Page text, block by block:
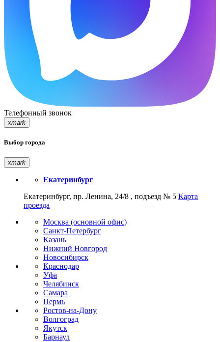
Телефонный звонок
xmark
Выбор города
xmark
Екатеринбург
Екатеринбург, пр. Ленина, 24/8 , подъезд № 5 Карта
проезда
Москва (основной офис)
Санкт-Петербург
Казань
Нижний Новгород
Новосибирск
Краснодар
Уфа
Челябинск
Самара
Пермь
Ростов-на-Дону
Волгоград
Якутск
Барнаул